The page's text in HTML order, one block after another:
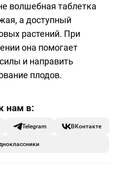
волшебная таблетка
а доступный
растений. При
она помогает
и направить
плодов.
Telegram ВКонтакте